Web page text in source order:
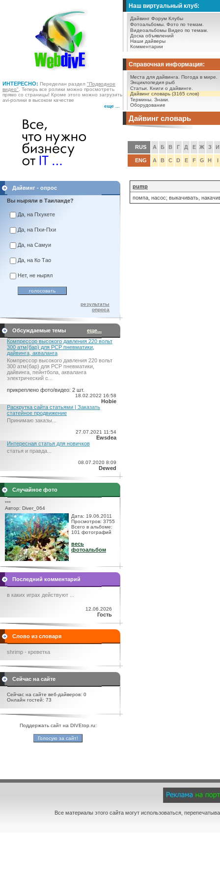
ИНТЕРЕСНО: Переделан раздел "Подводное
видео" . Теперь все ролики можно просмотреть
прямо со страницы! Кроме этого можно загрузить
avi-ролики в высоком качестве
еще ...
Наш виртуальный клуб:
Дайвинг Форум Клубы
Фотоальбомы. Фото по темам.
Видеоальбомы Видео по темам.
Доска объявлений
Наши дайверы
Комментарии
Справочная информация:
Места для дайвинга.
Погода в мире.
Энциклопедия рыб
Статьи.
Книги о дайвинге.
Дайвинг словарь (3165 слов)
Термины. Знаки.
Оборудование
Дайвинг - опрос
Вы ныряли в Таиланде?
Да, на Пхукете
Да, на Пхи-Пхи
Да, на Самуи
Да, на Ко Тао
Нет, не нырял
результаты
опроса
Обсуждаемые темы
еще...
Компрессор высокого давления 220 вольт
300 атм(бар) для PCP пневматики,
дайвинга, акваланга
Компрессор высокого давления 220 вольт
300 атм(бар) для PCP пневматики,
дайвинга, пейнтбола, акваланга
электрический c...
прикреплено фото/видео: 2 шт.
18.02.2022 16:58
Hobie
Раскрутка сайта статьями | Заказать
статейное продвижение
Принимаю заказы...
27.07.2021 11:54
Ewsdea
Интересная статья для новичков
статья и правда...
08.07.2020 8:09
Dewed
Случайное фото
***
Автор: Diver_064
Дата: 19.06.2011
Просмотров: 3755
Всего в альбоме:
101 фотографий
весь
фотоальбом
Последний комментарий
в каких играх действуют ...
12.06.2026
Гость
Слово из словаря
shrimp - креветка
Сейчас на сайте
Сейчас на сайте веб-дайверов: 0
Онлайн гостей: 73
Поддержать сайт на DIVEtop.ru:
Дайвинг словарь
RUS А Б В Г Д Е Ж З И
ENG A B C D E F G H I
pump
помпа, насос; выкачивать,
Все материалы этого сайта могут использоваться,